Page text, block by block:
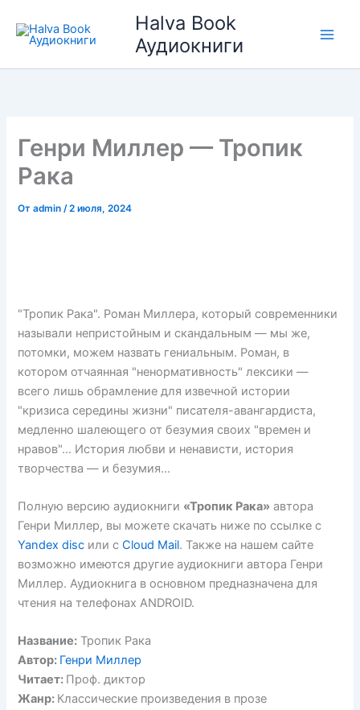
содержимому
Halva Book
Аудиокниги
Генри Миллер — Тропик
Рака
Отadmin/2 июля, 2024
"Тропик Рака". Роман Миллера, который современники
называли непристойным и скандальным — мы же,
потомки, можем назвать гениальным. Роман, в
котором отчаянная "ненормативность" лексики —
всего лишь обрамление для извечной истории
"кризиса середины жизни" писателя-авангардиста,
медленно шалеющего от безумия своих "времен и
нравов"… История любви и ненависти, история
творчества — и безумия…
Полную версию аудиокниги «Тропик Рака» автора
Генри Миллер, вы можете скачать ниже по ссылке с
Yandex disc или сCloud Mail. Также на нашем сайте
возможно имеются другие аудиокниги автора Генри
Миллер. Аудиокнига в основном предназначена для
чтения на телефонах ANDROID.
Название: Тропик Рака
Автор: Генри Миллер
Читает: Проф. диктор
Жанр: Классические произведения в прозе